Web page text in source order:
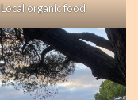
Local organic food